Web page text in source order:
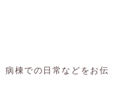
病棟での日常などをお伝